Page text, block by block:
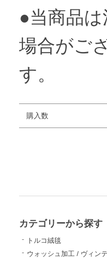
●当商品
場合がご
す。
購入数
カテゴリーから探す
トルコ絨毯
ウォッシュ加工 / ヴィン